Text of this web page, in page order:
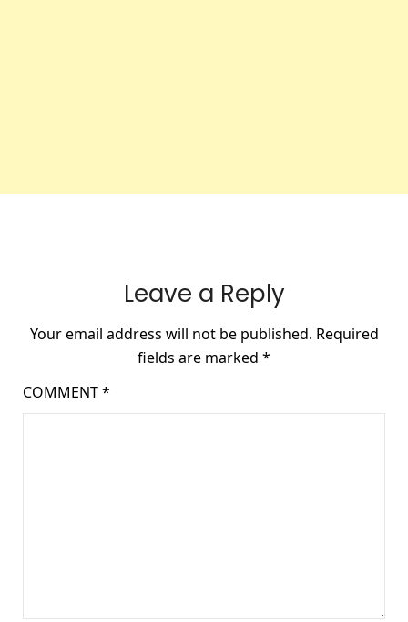
Leave a Reply
Your email address will not be published. Required
fields are marked *
COMMENT*